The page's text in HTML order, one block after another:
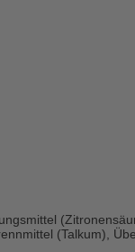
(Talkum),